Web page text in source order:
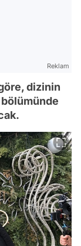
Reklam
dizinin
bölümünde